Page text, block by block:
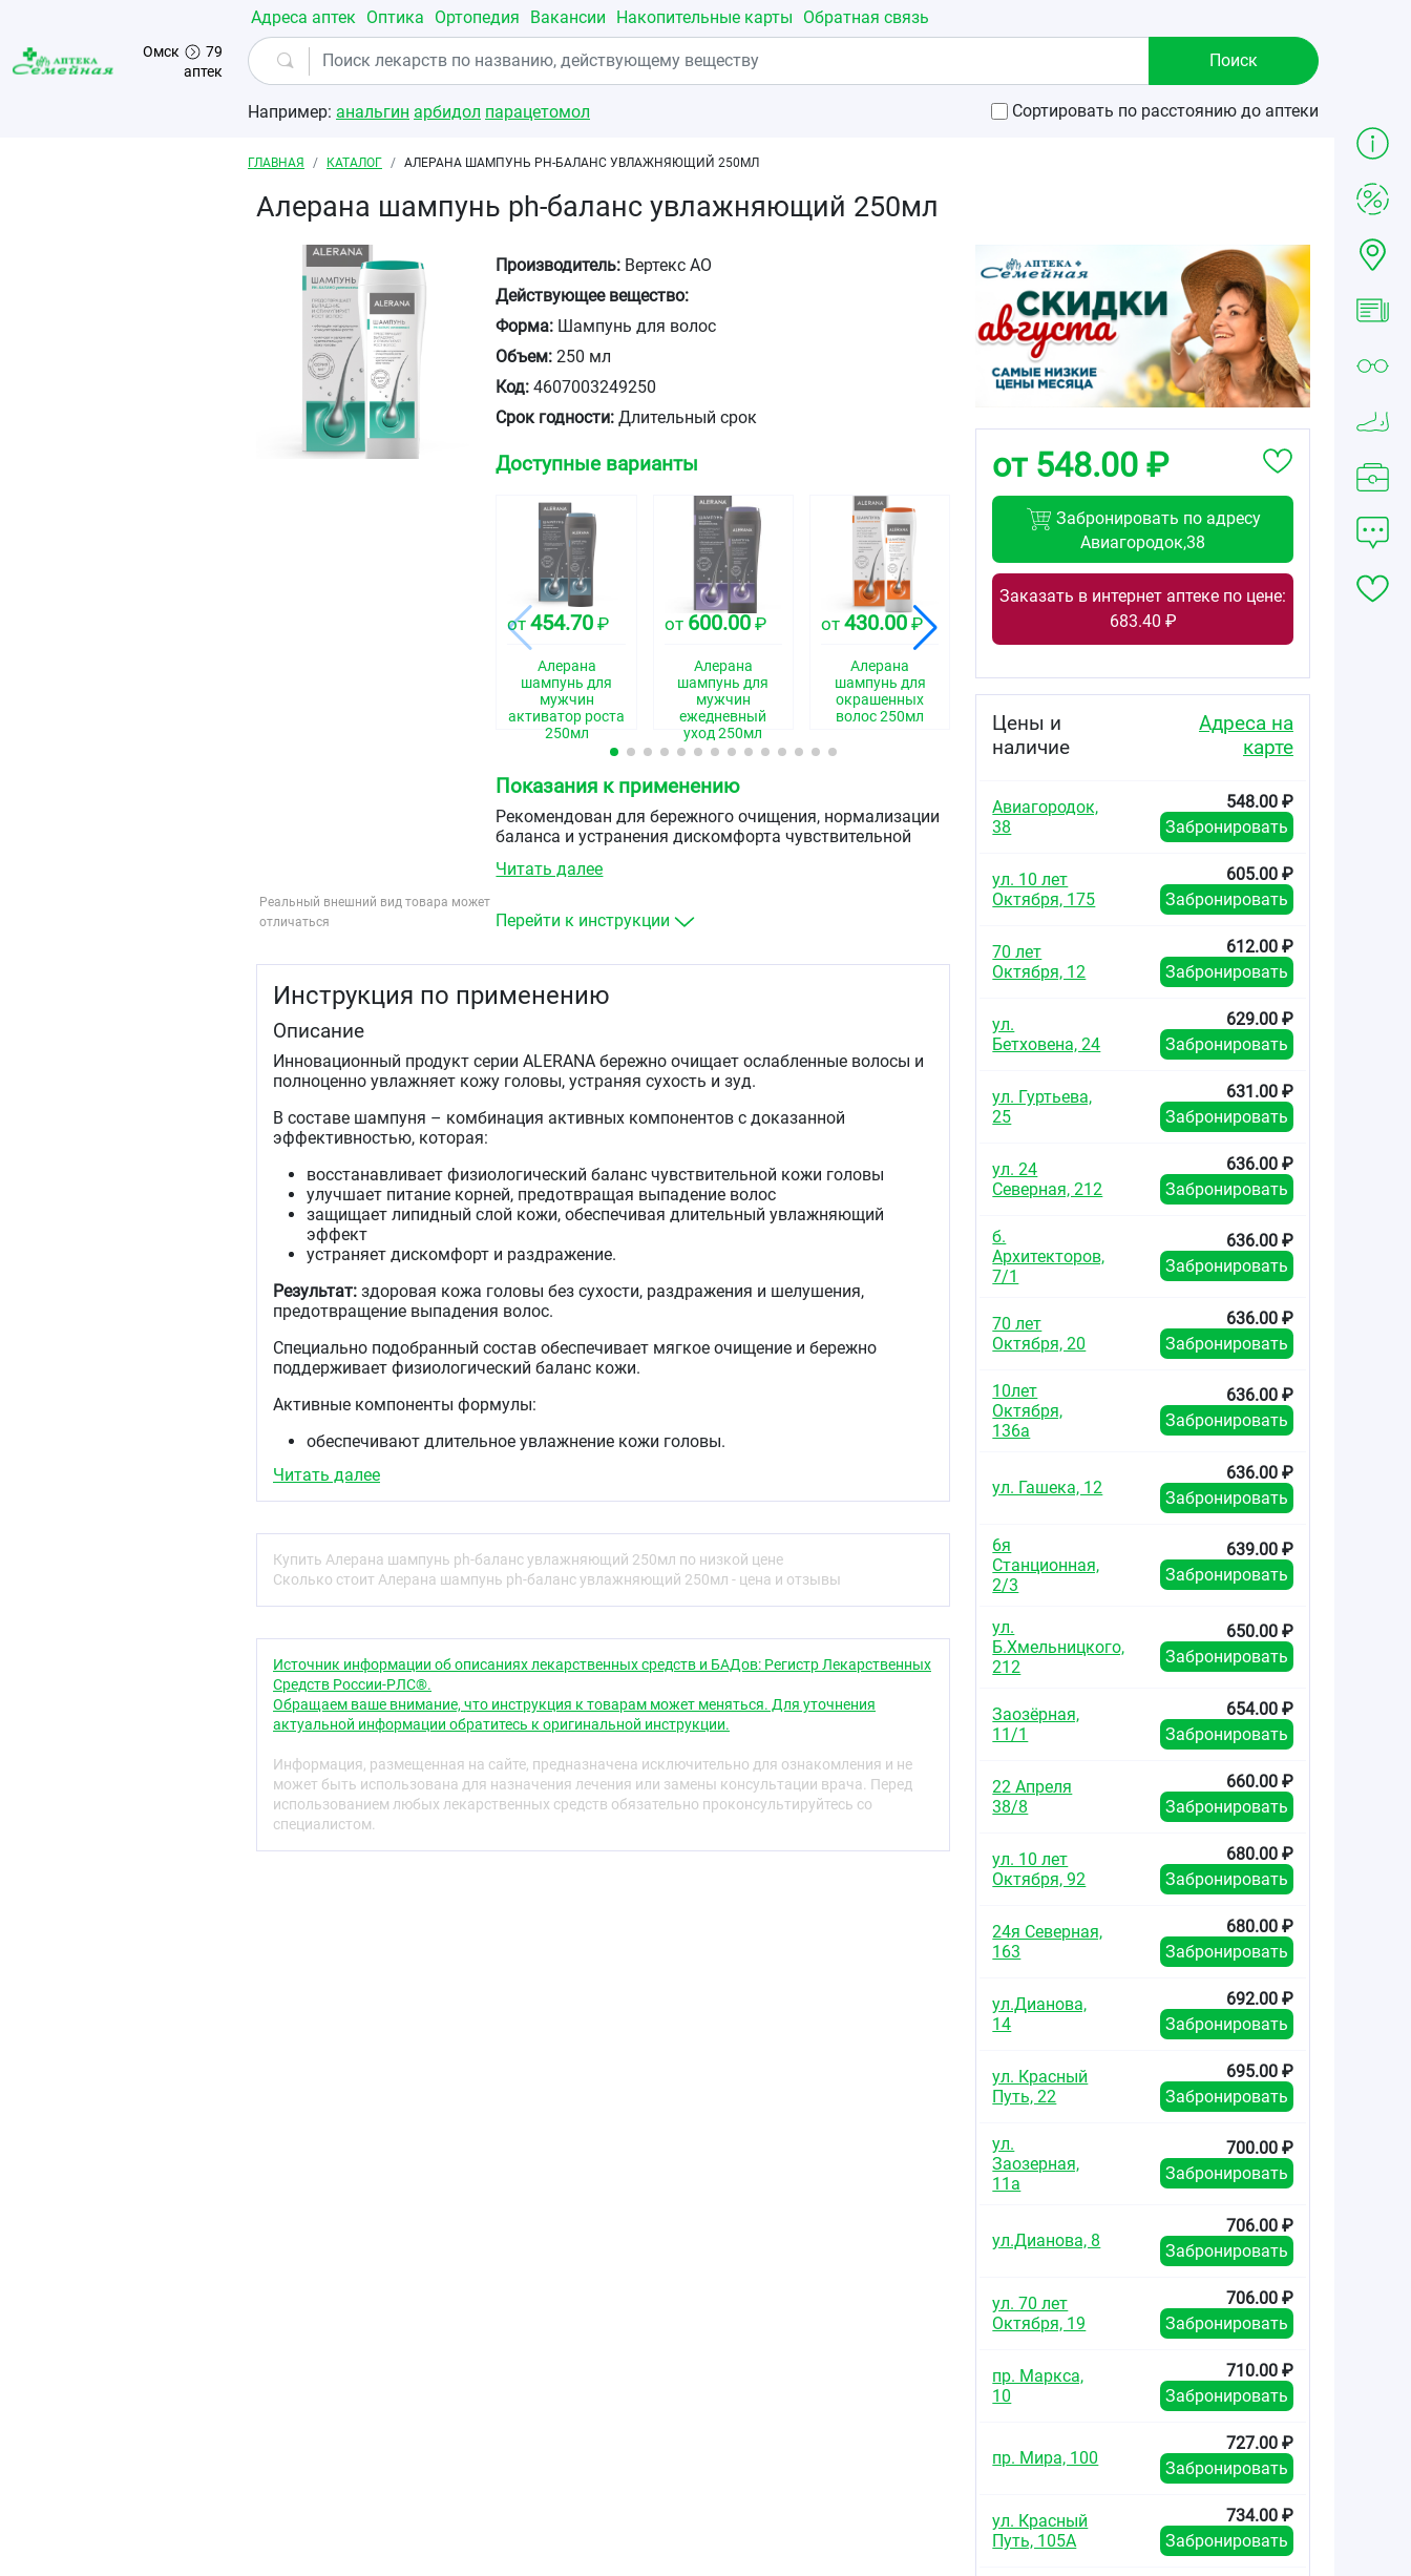
Перейти к основному содержанию
Омск
79
аптек
Адреса аптек Оптика Ортопедия Вакансии Накопительные карты Обратная связь
Например: анальгин арбидол парацетомол Сортировать по расстоянию до аптеки
Строка навигации
ГЛАВНАЯ КАТАЛОГ АЛЕРАНА ШАМПУНЬ PH-БАЛАНС УВЛАЖНЯЮЩИЙ 250МЛ
Алерана шампунь ph-баланс увлажняющий 250мл
Реальный внешний вид товара может
отличаться
Производитель: Вертекс АО
Действующее вещество:
Форма: Шампунь для волос
Объем: 250 мл
Код: 4607003249250
Срок годности: Длительный срок
Доступные варианты
от454.70 ₽
Алерана
шампунь для
мужчин
активатор роста
250мл
от 600.00₽
Алерана
шампунь для
мужчин
ежедневный
уход 250мл
от430.00 ₽
Алерана
шампунь для
окрашенных
волос 250мл
шампунь для
сухих и
нормальных
волос 250мл
от405.00
шампунь
плотность и
объем 250мл
шампунь ph-
Показания к применению
Рекомендован для бережного очищения, нормализации
баланса и устранения дискомфорта чувствительной
Читать далее
Перейти к инструкции
Инструкция по применению
Описание
Инновационный продукт серии ALERANA бережно очищает ослабленные волосы и
полноценно увлажняет кожу головы, устраняя сухость и зуд.
В составе шампуня – комбинация активных компонентов с доказанной
эффективностью, которая:
восстанавливает физиологический баланс чувствительной кожи головы
улучшает питание корней, предотвращая выпадение волос
защищает липидный слой кожи, обеспечивая длительный увлажняющий
эффект
устраняет дискомфорт и раздражение.
Результат: здоровая кожа головы без сухости, раздражения и шелушения,
предотвращение выпадения волос.
Специально подобранный состав обеспечивает мягкое очищение и бережно
поддерживает физиологический баланс кожи.
Активные компоненты формулы:
обеспечивают длительное увлажнение кожи головы.
способствуют устранению сухости, зуда, раздражения чувствительной кожи
головы.
придают волосам мягкость и шелковистость.
Показан
Рекомендован для бережного очищения, нормализации баланса и устранения
Способ применения
Небольшое количество шампуня нанести на влажные волосы, взбить пену,
интенсивно помассировать кожу головы и оставить не менее чем на 3 минуты,
затем смыть теплой водой. Максимальный результат достигается при регулярном
применении шампуня. Подходит для постоянного использования в качестве
основного средства для мытья кожи головы и волос, в том числе для
ежедневного использования.
Читать далее
Купить Алерана шампунь ph-баланс увлажняющий 250мл по низкой цене
Сколько стоит Алерана шампунь ph-баланс увлажняющий 250мл - цена и отзывы
Источник информации об описаниях лекарственных средств и БАДов: Регистр Лекарственных
Средств России-РЛС®.
Обращаем ваше внимание, что инструкция к товарам может меняться. Для уточнения
актуальной информации обратитесь к оригинальной инструкции.
Информация, размещенная на сайте, предназначена исключительно для ознакомления и не
может быть использована для назначения лечения или замены консультации врача. Перед
использованием любых лекарственных средств обязательно проконсультируйтесь со
специалистом.
от 548.00 ₽
Забронировать по адресу
Авиагородок,38
Заказать в интернет аптеке по цене:
683.40 ₽
Цены и
наличие
Адреса на
карте
Авиагородок,
38
548.00 ₽
Забронировать
ул. 10 лет
Октября, 175
605.00 ₽
Забронировать
70 лет
Октября, 12
612.00 ₽
Забронировать
ул.
Бетховена, 24
629.00 ₽
Забронировать
ул. Гуртьева,
25
631.00 ₽
Забронировать
ул. 24
Северная, 212
636.00 ₽
Забронировать
б.
Архитекторов,
7/1
636.00 ₽
Забронировать
70 лет
Октября, 20
636.00 ₽
Забронировать
10лет
Октября,
136а
636.00 ₽
Забронировать
ул. Гашека, 12
636.00 ₽
Забронировать
6я
Станционная,
2/3
639.00 ₽
Забронировать
ул.
Б.Хмельницкого,
212
650.00 ₽
Забронировать
Заозёрная,
11/1
654.00 ₽
Забронировать
22 Апреля
38/8
660.00 ₽
Забронировать
ул. 10 лет
Октября, 92
680.00 ₽
Забронировать
24я Северная,
163
680.00 ₽
Забронировать
ул.Дианова,
14
692.00 ₽
Забронировать
ул. Красный
Путь, 22
695.00 ₽
Забронировать
ул.
Заозерная,
11а
700.00 ₽
Забронировать
ул.Дианова, 8
706.00 ₽
Забронировать
ул. 70 лет
Октября, 19
706.00 ₽
Забронировать
пр. Маркса,
10
710.00 ₽
Забронировать
пр. Мира, 100
727.00 ₽
Забронировать
ул. Красный
Путь, 105А
734.00 ₽
Забронировать